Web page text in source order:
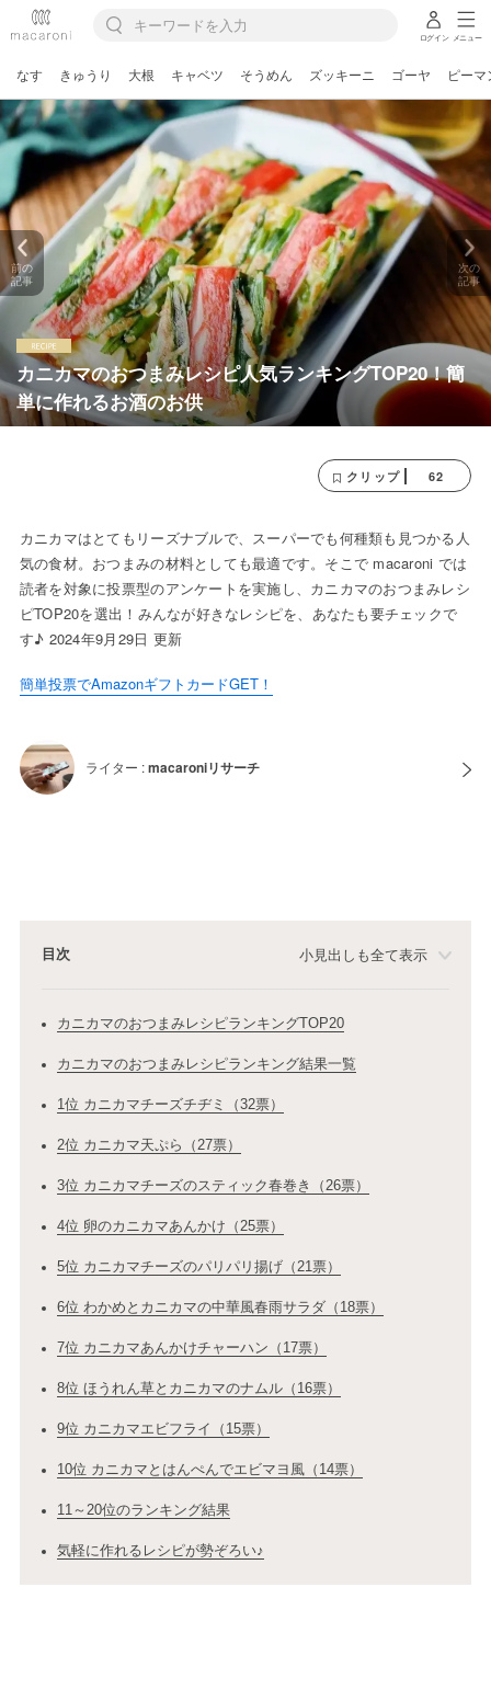
ログイン メニュー
なす きゅうり 大根 キャベツ そうめん ズッキーニ ゴーヤ ピーマ
カニカマのおつまみレシピ人気ランキングTOP20！簡
単に作れるお酒のお供
前の
記事
次の
記事
クリップ 62
カニカマはとてもリーズナブルで、スーパーでも何種類も見つかる人
気の食材。おつまみの材料としても最適です。そこで macaroni では
読者を対象に投票型のアンケートを実施し、カニカマのおつまみレシ
ピTOP20を選出！みんなが好きなレシピを、あなたも要チェックで
す♪ 2024年9月29日 更新
簡単投票でAmazonギフトカードGET！
ライター :macaroniリサーチ
目次 小見出しも全て表示
カニカマのおつまみレシピランキングTOP20
カニカマのおつまみレシピランキング結果一覧
1位 カニカマチーズチヂミ（32票）
2位 カニカマ天ぷら（27票）
3位 カニカマチーズのスティック春巻き（26票）
4位 卵のカニカマあんかけ（25票）
5位 カニカマチーズのパリパリ揚げ（21票）
6位 わかめとカニカマの中華風春雨サラダ（18票）
7位 カニカマあんかけチャーハン（17票）
8位 ほうれん草とカニカマのナムル（16票）
9位 カニカマエビフライ（15票）
10位 カニカマとはんぺんでエビマヨ風（14票）
11～20位のランキング結果
気軽に作れるレシピが勢ぞろい♪